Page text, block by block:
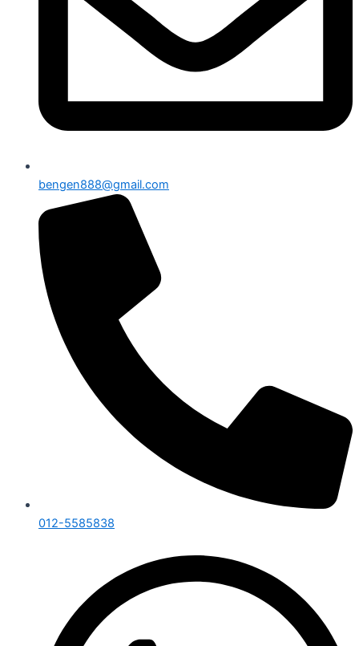
bengen888@gmail.com
012-5585838